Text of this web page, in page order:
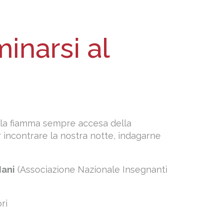
al
fiamma sempre accesa della
incontrare la nostra notte, indagarne
(Associazione Nazionale Insegnanti